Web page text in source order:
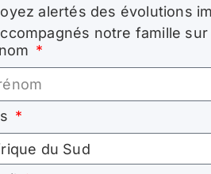
alertés des évolutions
notre famille